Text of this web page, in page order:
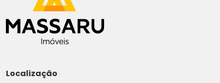
Localização